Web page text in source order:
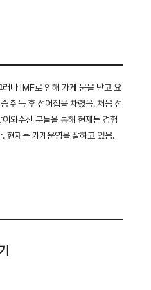
나 IMF로 인해 가게 문을 닫고 요
취득 후 선어집을 차렸음. 처음 선
와주신 분들을 통해 현재는 경험
현재는 가게운영을 잘하고 있음.